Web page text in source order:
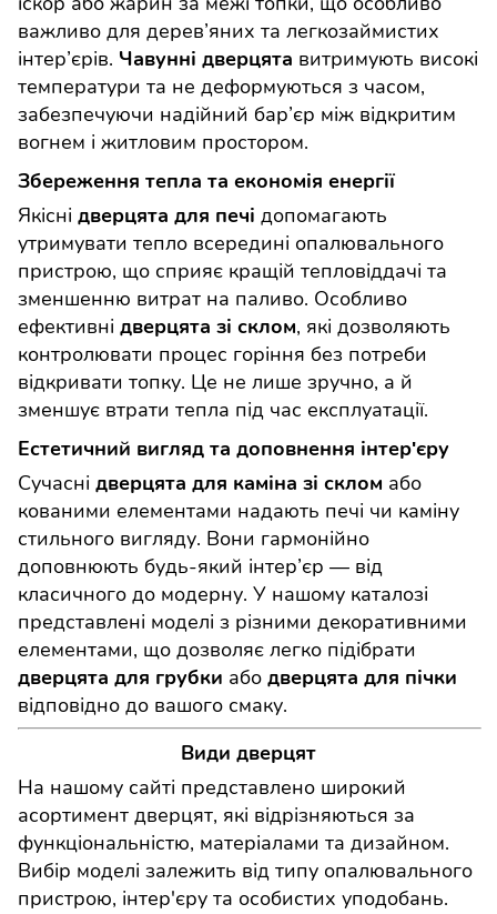
важливо для дерев’яних та легкозаймистих
інтер’єрів. Чавунні дверцята витримують високі
температури та не деформуються з часом,
забезпечуючи надійний бар’єр між відкритим
вогнем і житловим простором.
Збереження тепла та економія енергії
Якісні дверцята для печі допомагають
утримувати тепло всередині опалювального
пристрою, що сприяє кращій тепловіддачі та
зменшенню витрат на паливо. Особливо
ефективні дверцята зі склом, які дозволяють
контролювати процес горіння без потреби
відкривати топку. Це не лише зручно, а й
зменшує втрати тепла під час експлуатації.
Естетичний вигляд та доповнення інтер'єру
Сучасні дверцята для каміна зі склом або
кованими елементами надають печі чи каміну
стильного вигляду. Вони гармонійно
доповнюють будь-який інтер’єр — від
класичного до модерну. У нашому каталозі
представлені моделі з різними декоративними
елементами, що дозволяє легко підібрати
дверцята для грубки або дверцята для пічки
відповідно до вашого смаку.
Види дверцят
На нашому сайті представлено широкий
асортимент дверцят, які відрізняються за
функціональністю, матеріалами та дизайном.
Вибір моделі залежить від типу опалювального
пристрою, інтер'єру та особистих уподобань.